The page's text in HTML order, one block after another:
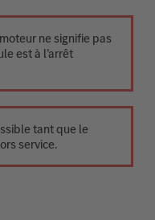
ne signifie pas
est à l’arrêt
tant que le
service.